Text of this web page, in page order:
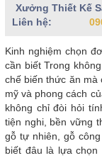
Xưởng Thiết Kế
Liên hệ:
Kinh nghiệm chọn
cần biết Trong
chế biến thức ăn mà
mỹ và phong cách
không chỉ đòi hỏi
tiện nghi, bền vững
gỗ tự nhiên, gỗ
biết đâu là lựa